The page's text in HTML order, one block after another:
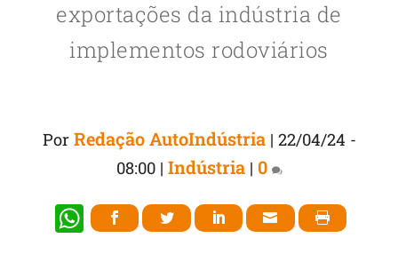
exportações da indústria de
implementos rodoviários
Por Redação AutoIndústria| 22/04/24 -
08:00| Indústria| 0
W